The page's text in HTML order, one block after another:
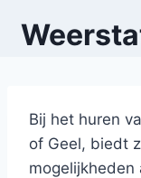
Bij het huren
of Geel, biedt
mogelijkheden